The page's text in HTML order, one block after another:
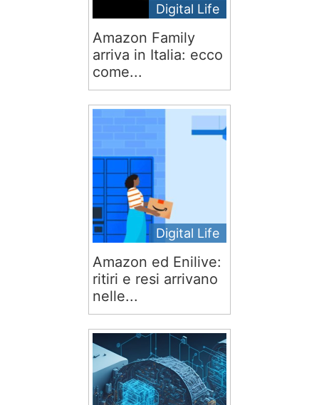
Digital Life
Amazon Family
arriva in Italia: ecco
come...
Digital Life
Amazon ed Enilive:
ritiri e resi arrivano
nelle...